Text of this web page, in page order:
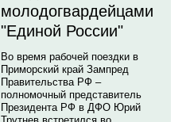
молодогвардейцами
"Единой России"
Во время рабочей поездки в
Приморский край Зампред
Правительства РФ –
полномочный представитель
Президента РФ в ДФО Юрий